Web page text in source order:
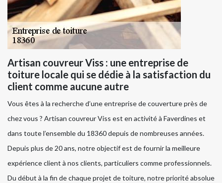
Artisan couvreur Viss : une entreprise de
toiture locale qui se dédie à la satisfaction du
client comme aucune autre
Vous êtes à la recherche d’une entreprise de couverture près de
chez vous ? Artisan couvreur Viss est en activité à Faverdines et
dans toute l’ensemble du 18360 depuis de nombreuses années.
Depuis plus de 20 ans, notre objectif est de fournir la meilleure
expérience client à nos clients, particuliers comme professionnels.
Du début à la fin de chaque projet de toiture, notre priorité absolue